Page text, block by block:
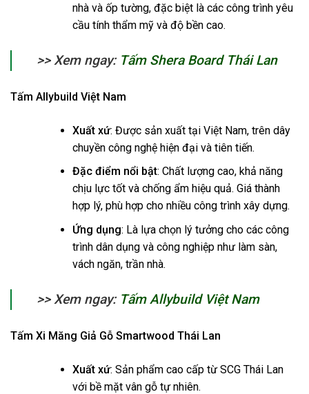
nhà và ốp tường, đặc biệt là các công trình yêu
cầu tính thẩm mỹ và độ bền cao.
>> Xem ngay: Tấm Shera Board Thái Lan
Tấm Allybuild Việt Nam
Xuất xứ: Được sản xuất tại Việt Nam, trên dây
chuyền công nghệ hiện đại và tiên tiến.
Đặc điểm nổi bật: Chất lượng cao, khả năng
chịu lực tốt và chống ẩm hiệu quả. Giá thành
hợp lý, phù hợp cho nhiều công trình xây dựng.
Ứng dụng: Là lựa chọn lý tưởng cho các công
trình dân dụng và công nghiệp như làm sàn,
vách ngăn, trần nhà.
>> Xem ngay: Tấm Allybuild Việt Nam
Tấm Xi Măng Giả Gỗ Smartwood Thái Lan
Xuất xứ: Sản phẩm cao cấp từ SCG Thái Lan
với bề mặt vân gỗ tự nhiên.